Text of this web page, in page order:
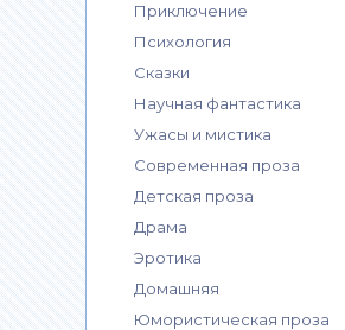
Приключение
Психология
Сказки
Научная фантастика
Ужасы и мистика
Современная проза
Детская проза
Драма
Эротика
Домашняя
Юмористическая проза